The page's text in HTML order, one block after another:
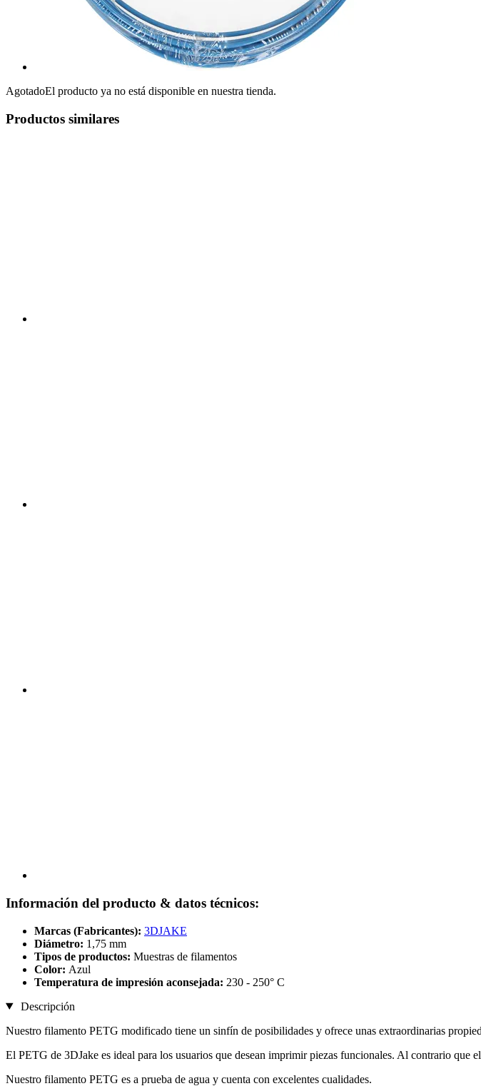
AgotadoEl producto ya no está disponible en nuestra tienda.
Productos similares
Información del producto & datos técnicos:
Marcas (Fabricantes): 3DJAKE
Diámetro: 1,75 mm
Tipos de productos: Muestras de filamentos
Color: Azul
Temperatura de impresión aconsejada: 230 - 250° C
Descripción
Nuestro filamento PETG modificado tiene un sinfín de posibilidades y ofrece unas extraordinarias
El PETG de 3DJake es ideal para los usuarios que desean imprimir piezas funcionales. Al contrario que
Nuestro filamento PETG es a prueba de agua y cuenta con excelentes cualidades.